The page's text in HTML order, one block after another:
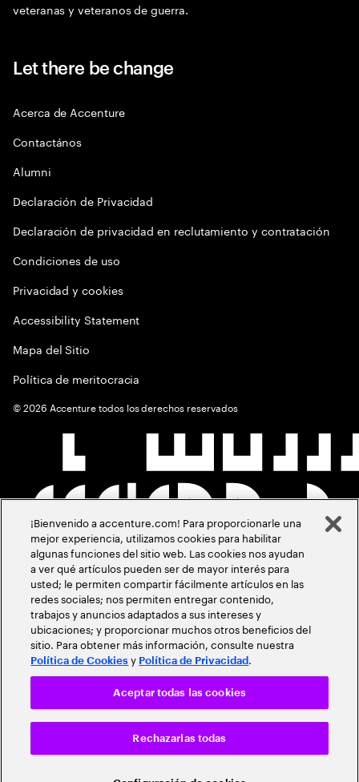
veteranas y veteranos de guerra.
Let there be change
Acerca de Accenture
Contactános
Alumni
Declaración de Privacidad
Declaración de privacidad en reclutamiento y contratación
Condiciones de uso
Privacidad y cookies
Accessibility Statement
Mapa del Sitio
Política de meritocracia
©2026 Accenture todos los derechos reservados
¡Bienvenido a accenture.com! Para proporcionarle una
mejor experiencia, utilizamos cookies para habilitar
algunas funciones del sitio web. Las cookies nos ayudan
a ver qué artículos pueden ser de mayor interés para
usted; le permiten compartir fácilmente artículos en las
redes sociales; nos permiten entregar contenido,
trabajos y anuncios adaptados a sus intereses y
ubicaciones; y proporcionar muchos otros beneficios del
sitio. Para obtener más información, consulte nuestra
Política de Cookies y Política de Privacidad .
Rechazarlas todas
Aceptar todas las cookies